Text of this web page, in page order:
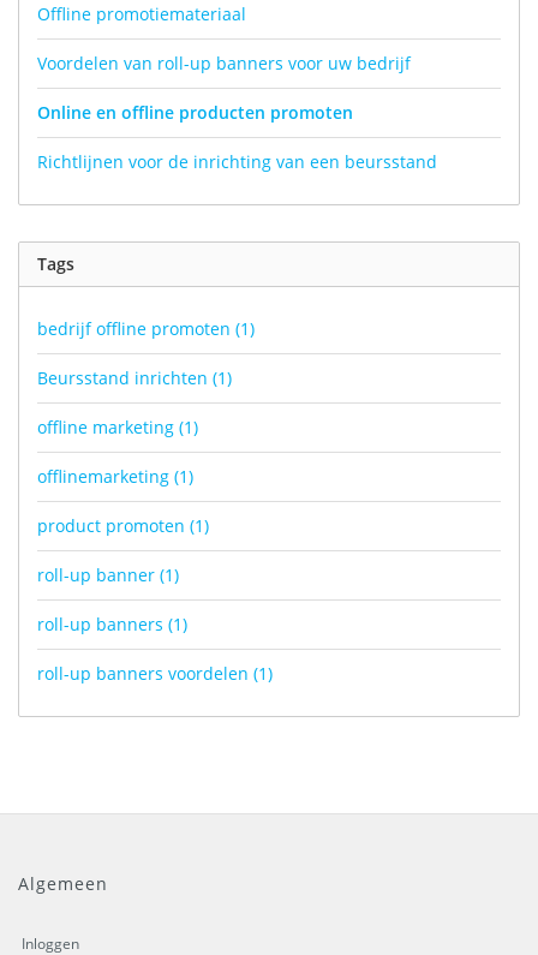
Offline promotiemateriaal
Voordelen van roll-up banners voor uw bedrijf
Online en offline producten promoten
Richtlijnen voor de inrichting van een beursstand
Tags
bedrijf offline promoten (1)
Beursstand inrichten (1)
offline marketing (1)
offlinemarketing (1)
product promoten (1)
roll-up banner (1)
roll-up banners (1)
roll-up banners voordelen (1)
Algemeen
Inloggen